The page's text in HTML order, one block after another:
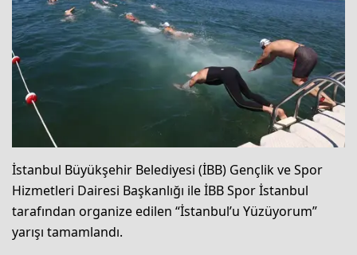
İstanbul Büyükşehir Belediyesi (İBB) Gençlik ve Spor
Hizmetleri Dairesi Başkanlığı ile İBB Spor İstanbul
tarafından organize edilen “İstanbul’u Yüzüyorum”
yarışı tamamlandı.